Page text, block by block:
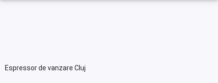
Espressor de vanzare Cluj